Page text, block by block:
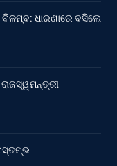
ଧାରଣାରେ ବସିଲେ